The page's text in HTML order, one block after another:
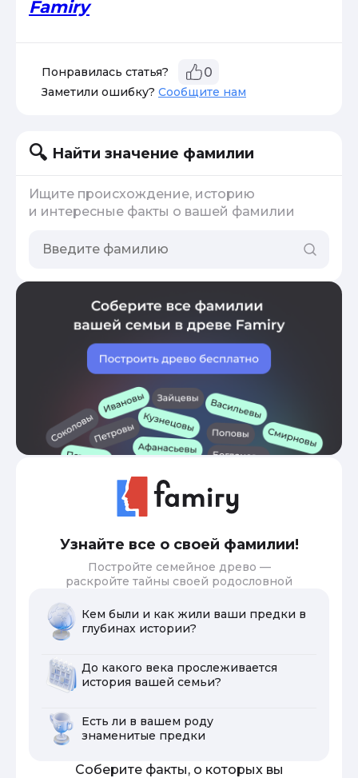
Famiry
Понравилась статья? 0
Заметили ошибку? Сообщите нам
Найти значение фамилии
Ищите происхождение, историю
и интересные факты о вашей фамилии
Узнайте все о своей фамилии!
Постройте семейное древо —
раскройте тайны своей родословной
Кем были и как жили ваши предки в
глубинах истории?
До какого века прослеживается
история вашей семьи?
Есть ли в вашем роду
знаменитые предки
Соберите факты, о которых вы